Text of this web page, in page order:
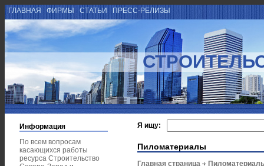
ГЛАВНАЯ ФИРМЫ СТАТЬИ ПРЕСС-РЕЛИЗЫ
Информация
По всем вопросам
касающихся работы
ресурса Строительство
Я ищу:
Пиломатериалы
Главная страница